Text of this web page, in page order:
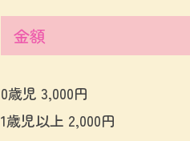
金額
0歳児 3,000円
1歳児以上 2,000円